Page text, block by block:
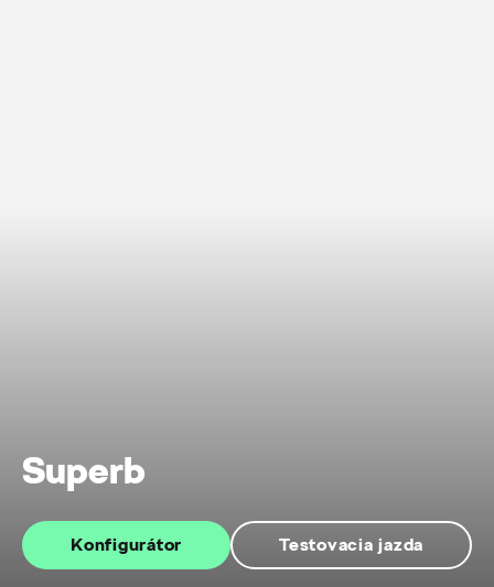
Superb
Konfigurátor Testovacia jazda